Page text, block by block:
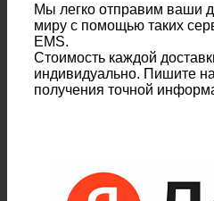
Мы легко отправим ваши
миру с помощью таких
EMS.
Стоимость каждой
индивидуально. Пишите
получения точной